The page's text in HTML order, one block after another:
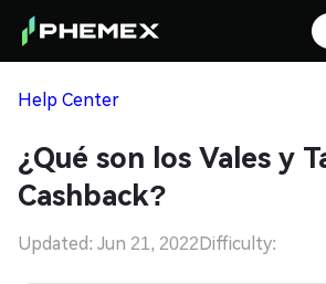
Help Center
¿Qué son los Vales y
Cashback?
Updated: Jun 21, 2022 Difficulty: